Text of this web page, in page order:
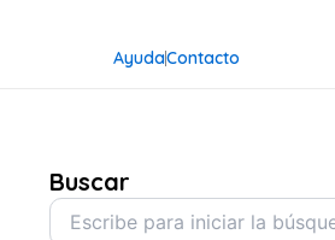
AyudaContacto
Buscar
Buscar